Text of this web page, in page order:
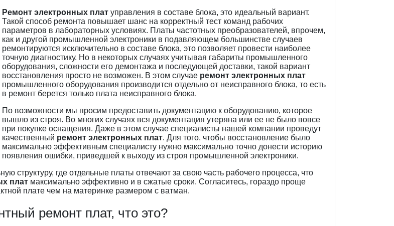
Ремонт электронных плат управления в составе блока, это идеальный вариант.
Такой способ ремонта повышает шанс на корректный тест команд рабочих
параметров в лабораторных условиях. Платы частотных преобразователей, впрочем,
как и другой промышленной электроники в подавляющем большинстве случаев
ремонтируются исключительно в составе блока, это позволяет провести наиболее
точную диагностику. Но в некоторых случаях учитывая габариты промышленного
оборудования, сложности его демонтажа и последующей доставки, такой вариант
восстановления просто не возможен. В этом случае ремонт электронных плат
промышленного оборудования производится отдельно от неисправного блока, то есть
в ремонт берется только плата неисправного блока.
По возможности мы просим предоставить документацию к оборудованию, которое
вышло из строя. Во многих случаях вся документация утеряна или ее не было вовсе
при покупке оснащения. Даже в этом случае специалисты нашей компании проведут
качественный ремонт электронных плат. Для того, чтобы восстановление было
максимально эффективным специалисту нужно максимально точно донести историю
появления ошибки, приведшей к выходу из строя промышленной электроники.
структуру, где отдельные платы отвечают за свою часть рабочего процесса, что
плат максимально эффективно и в сжатые сроки. Согласитесь, гораздо проще
плате чем на материнке размером с ватман.
ремонт плат, что это?